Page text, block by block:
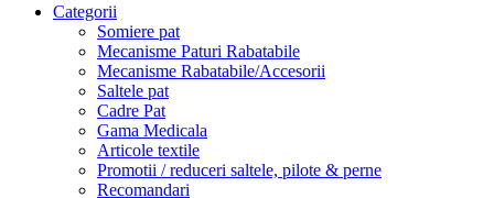
Categorii
Somiere pat
Mecanisme Paturi Rabatabile
Mecanisme Rabatabile/Accesorii
Saltele pat
Cadre Pat
Gama Medicala
Articole textile
Promotii / reduceri saltele, pilote & perne
Recomandari